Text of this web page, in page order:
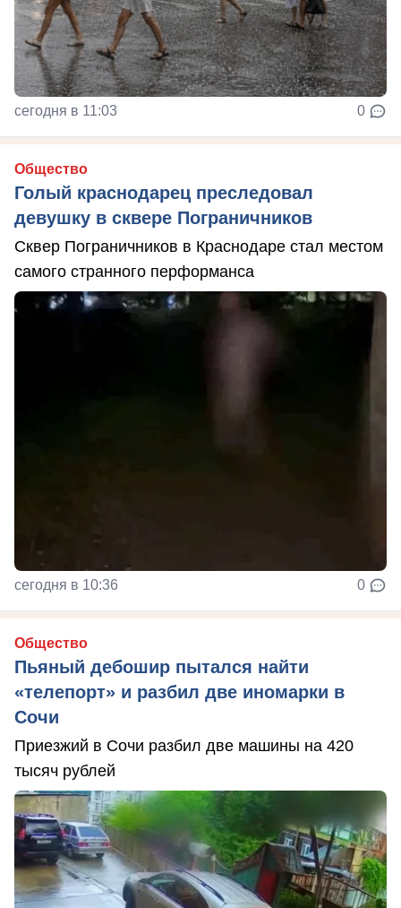
сегодня в 11:03 0
Общество
Голый краснодарец преследовал
девушку в сквере Пограничников
Сквер Пограничников в Краснодаре стал местом
самого странного перформанса
сегодня в 10:36 0
Общество
Пьяный дебошир пытался найти
«телепорт» и разбил две иномарки в
Сочи
Приезжий в Сочи разбил две машины на 420
тысяч рублей